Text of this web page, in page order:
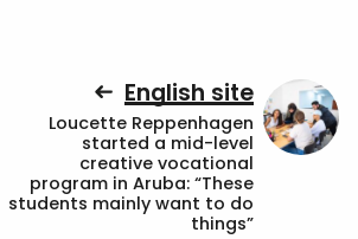
English site
Loucette Reppenhagen
started a mid-level
creative vocational
program in Aruba: “These
students mainly want to do
things”